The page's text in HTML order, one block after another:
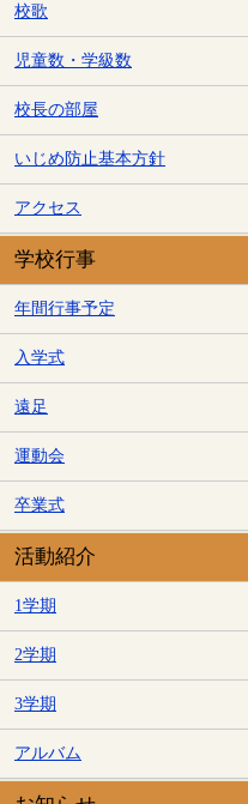
校歌
児童数・学級数
校長の部屋
いじめ防止基本方針
アクセス
学校行事
年間行事予定
入学式
遠足
運動会
卒業式
活動紹介
1学期
2学期
3学期
アルバム